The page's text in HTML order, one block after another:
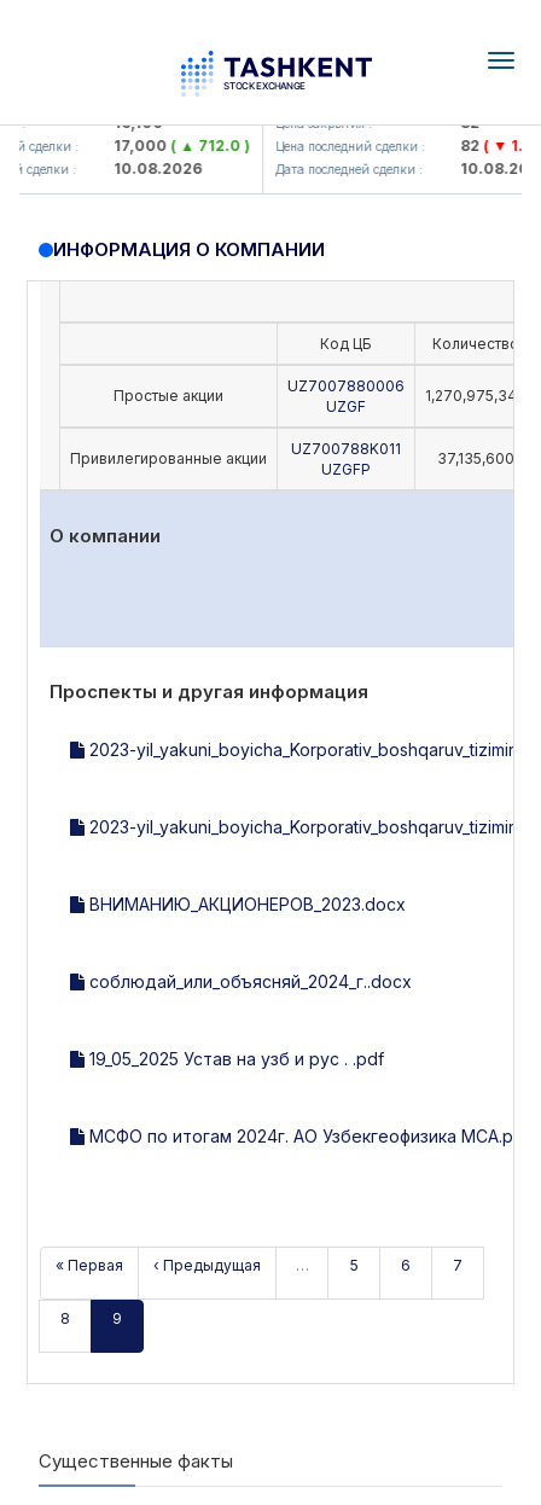
: 16,100
сделки : 17,000( ▲ 712.0 )
сделки : 10.08.2026
KFSK (<Kafolat sug'urta
Цена закрытия : 82
Цена последний сделки : 82( ▼ 1.91 )
Дата последней сделки : 10.08.2026
ИНФОРМАЦИЯ О КОМПАНИИ
Код ЦБ Количество
Простые акции
UZ7007880006
UZGF
1,270,975,342
Привилегированные акции
UZ700788K011
UZGFP
37,135,600
О компании
Проспекты и другая информация
2023-
2023-
ВНИМАНИЮ_АКЦИОНЕРОВ_2023.docx
соблюдай_или_объясняй_2024_г..docx
19_05_2025 Устав на узб и рус . .pdf
МСФО по итогам 2024г. АО Узбекгеофизика МСА.pdf
« Первая ‹ Предыдущая … 5 6 7
8 9
Существенные факты